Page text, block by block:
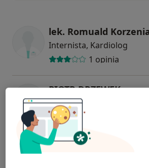
lek. Romuald
Internista, Kardiolog
1 opinia
PIOTR DRZEWEK
Internista
lek. Jolanta Krawczyk-